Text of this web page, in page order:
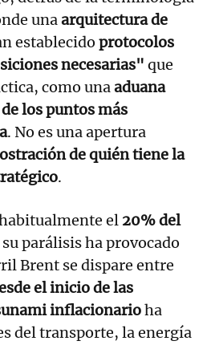
unaarquitectura de
establecido protocolos
necesarias" que
como unaaduana
los puntos más
. No es una apertura
de quién tiene la
.
el 20% del
su parálisis ha provocado
Brent se dispare entre
el inicio de las
inflacionarioha
del transporte, la energía